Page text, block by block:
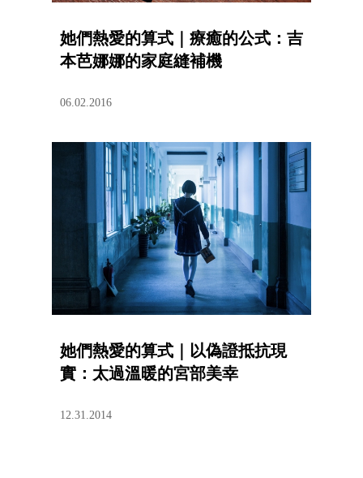
她們熱愛的算式｜療癒的公式：吉
本芭娜娜的家庭縫補機
06.02.2016
她們熱愛的算式｜以偽證抵抗現
實：太過溫暖的宮部美幸
12.31.2014